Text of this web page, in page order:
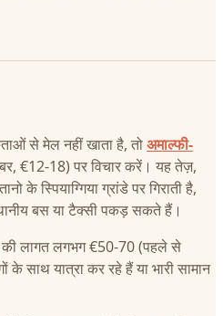
से मेल नहीं खाता है, तोअमाल्फी-
€12-18) पर विचार करें। यह तेज़,
के स्पियाग्गिया ग्रांडे पर गिराती है,
बस या टैक्सी पकड़ सकते हैं।
की लागत लगभग €50-70 (पहले से
साथ यात्रा कर रहे हैं या भारी सामान